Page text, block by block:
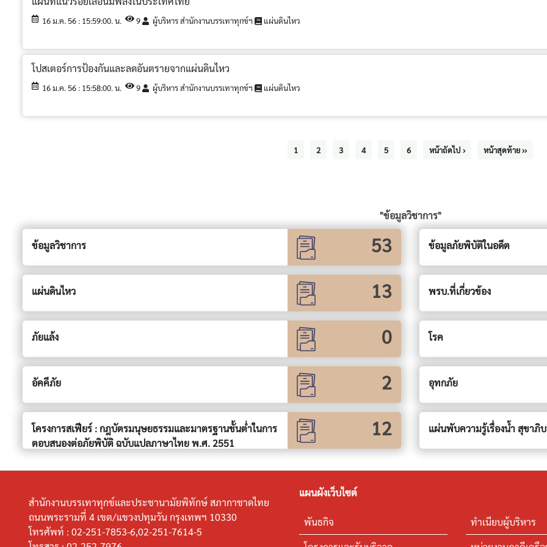
16 ม.ค. 56 : 15:59:00. น. 9 ผู้บริหาร สำนักงานบรรเทาทุกข์ฯ แผ่นดินไหว
โปสเตอร์การป้องกันและลดอันตรายจากแผ่นดินไหว
16 ม.ค. 56 : 15:58:00. น. 9 ผู้บริหาร สำนักงานบรรเทาทุกข์ฯ แผ่นดินไหว
1 2 3 4 5 6 หน้าถัดไป › หน้าสุดท้าย ››
"ข้อมูลวิชาการ"
ข้อมูลวิชาการ 53 ข้อมูลภัยพิบัติในอดีต
แผ่นดินไหว 13 พรบ.ที่เกี่ยวข้อง
ภัยแล้ง 0 โรค
อัคคีภัย 2 อุทกภัย
โครงการสเฟียร์ : กฎบัตรมนุษยธรรมและมาตรฐานขั้นต่ำในการ
ตอบสนองต่อภัยพิบัติ ฉบับแปลภาษาไทย พ.ศ. 2551
12 แผ่นพับความรู้เรื่องน้ำ สุขาภิ
สำนักงานบรรเทาทุกข์และประชานามัยพิทักษ์ สภากาชาดไทย
ถนนพระรามที่ 4 เขต/แขวงปทุมวัน กรุงเทพฯ 10330
โทรศัพท์ : 02-251-7853-6,02-251-7614-5
แผนผังเว็บไซต์
พันธกิจ
ทำเนียบผู้บริหาร